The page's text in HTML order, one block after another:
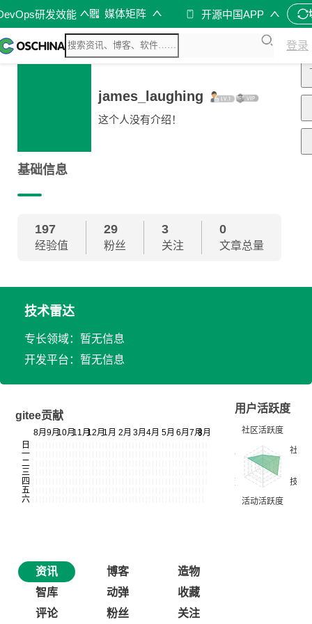
研发效能 媒体矩阵 开源中国APP
登录
james_laughing
这个人没有介绍！
基础信息
197
经验值
29
粉丝
3
关注
0
文章总量
技术雷达
专长领域：暂无信息
开发平台：暂无信息
gitee贡献
用户活跃度
资讯 博客
造物
智库
动弹
收藏
评论
粉丝 关注